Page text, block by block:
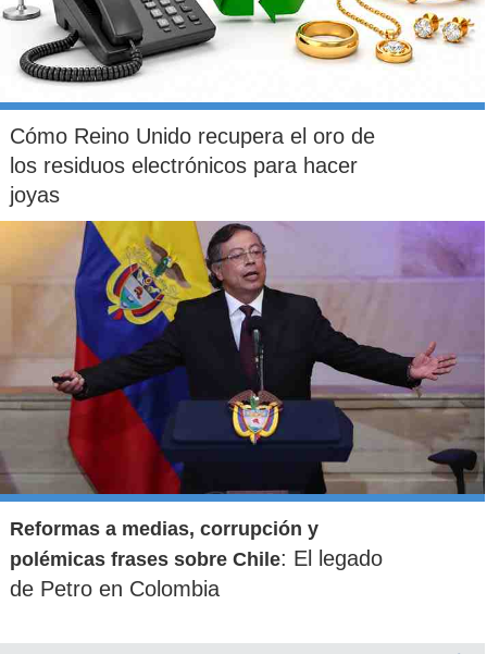
Cómo Reino Unido recupera el oro de
los residuos electrónicos para hacer
joyas
Reformas a medias, corrupción y
polémicas frases sobre Chile: El legado
de Petro en Colombia